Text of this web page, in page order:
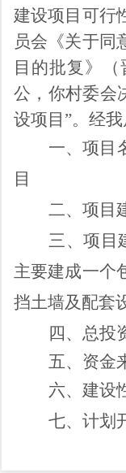
建设项目可行
员会《关于同
目的批复》
公 ，你村委会
设项目”。 经
一、项目
目
二、项目
三、项目
主要建成一个
挡土墙及配套
四、总投
五、资金
六、建设
七、计划